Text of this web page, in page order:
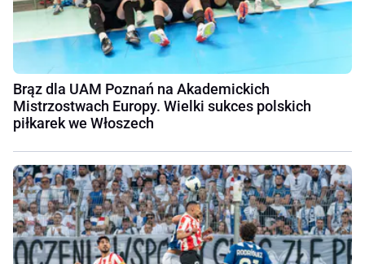
Brąz dla UAM Poznań na Akademickich
Mistrzostwach Europy. Wielki sukces polskich
piłkarek we Włoszech